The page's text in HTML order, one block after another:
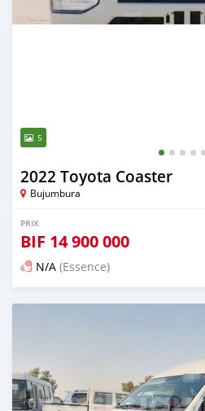
5
2022 Toyota Coaster
Bujumbura
PRIX
BIF 14 900 000
N/A (Essence)
Publié il y a 4 mois